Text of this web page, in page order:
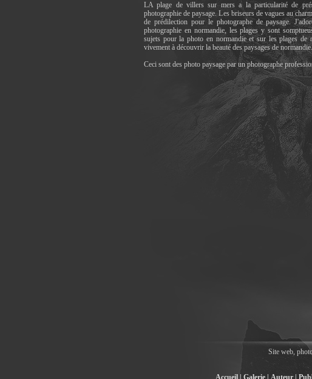
LA plage de villers sur mers a la particularité de
photographie de paysage. Les briseurs de vagues au
de prédilection pour le photographe de paysage.
photographie en normandie, les plages y sont
sujets pour la photo en normandie et sur les plages de
vivement à découvrir la beauté des paysages de normandie.
Ceci sont des photo paysage par un photographe
Site web,
Accueil |
Galerie | Auteur |